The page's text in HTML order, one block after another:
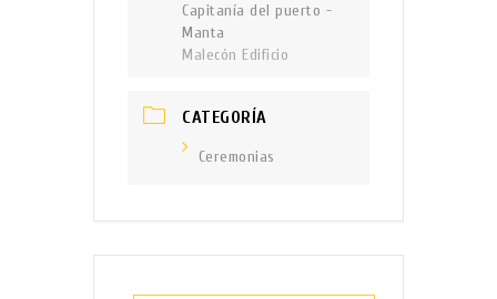
Capitanía del puerto -
Manta
Malecón Edificio
CATEGORÍA
Ceremonias